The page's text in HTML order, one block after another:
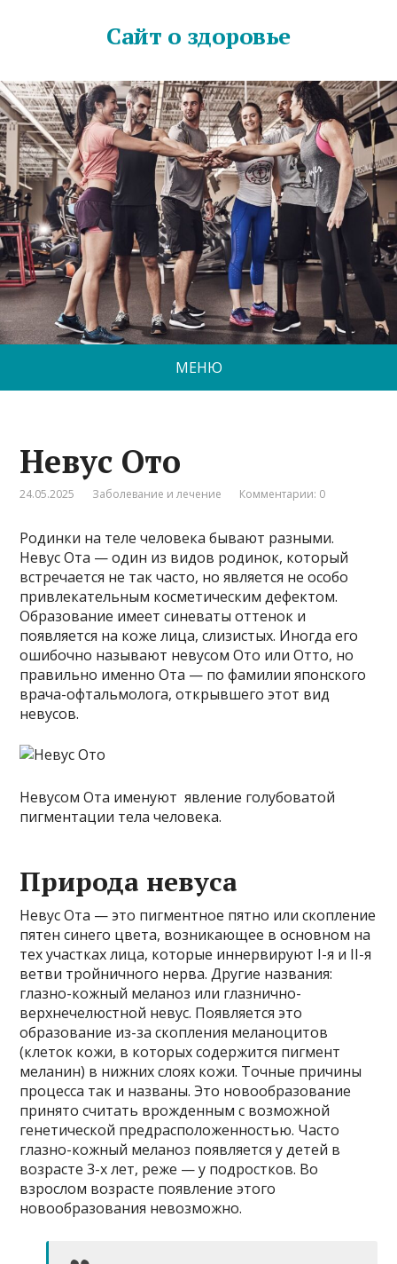
Сайт о здоровье
МЕНЮ
Невус Ото
24.05.2025 Заболевание и лечение Комментарии: 0
Родинки на теле человека бывают разными.
Невус Ота — один из видов родинок, который
встречается не так часто, но является не особо
привлекательным косметическим дефектом.
Образование имеет синеваты оттенок и
появляется на коже лица, слизистых. Иногда его
ошибочно называют невусом Ото или Отто, но
правильно именно Ота — по фамилии японского
врача-офтальмолога, открывшего этот вид
невусов.
Невусом Ота именуют явление голубоватой
пигментации тела человека.
Природа невуса
Невус Ота — это пигментное пятно или скопление
пятен синего цвета, возникающее в основном на
тех участках лица, которые иннервируют I-я и II-я
ветви тройничного нерва. Другие названия:
глазно-кожный меланоз или глазнично-
верхнечелюстной невус. Появляется это
образование из-за скопления меланоцитов
(клеток кожи, в которых содержится пигмент
меланин) в нижних слоях кожи. Точные причины
процесса так и названы. Это новообразование
принято считать врожденным с возможной
генетической предрасположенностью. Часто
глазно-кожный меланоз появляется у детей в
возрасте 3-х лет, реже — у подростков. Во
взрослом возрасте появление этого
новообразования невозможно.